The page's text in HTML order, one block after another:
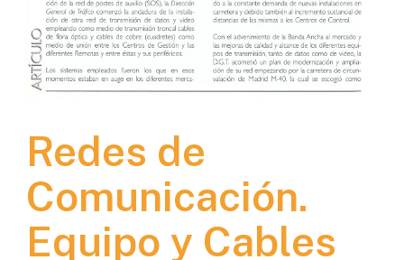
Redes de
Comunicación.
Equipo y Cables